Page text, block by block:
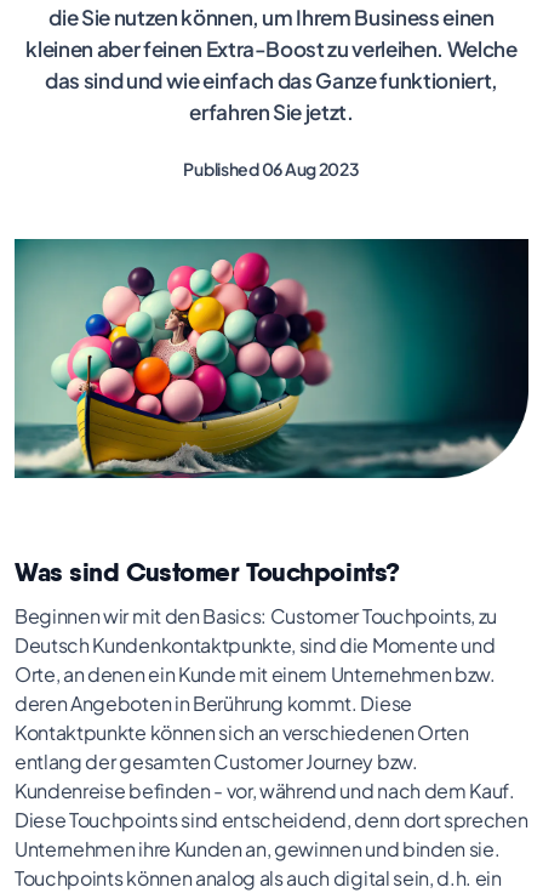
die Sie nutzen können, um Ihrem Business einen
kleinen aber feinen Extra-Boost zu verleihen. Welche
das sind und wie einfach das Ganze funktioniert,
erfahren Sie jetzt.
Published 06 Aug 2023
Was sind Customer Touchpoints?
Beginnen wir mit den Basics: Customer Touchpoints, zu
Deutsch Kundenkontaktpunkte, sind die Momente und
Orte, an denen ein Kunde mit einem Unternehmen bzw.
deren Angeboten in Berührung kommt. Diese
Kontaktpunkte können sich an verschiedenen Orten
entlang der gesamten Customer Journey bzw.
Kundenreise befinden - vor, während und nach dem Kauf.
Diese Touchpoints sind entscheidend, denn dort sprechen
Unternehmen ihre Kunden an, gewinnen und binden sie.
Touchpoints können analog als auch digital sein, d.h. ein